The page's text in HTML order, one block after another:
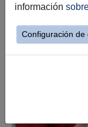
Catálogo
información
Configuración de